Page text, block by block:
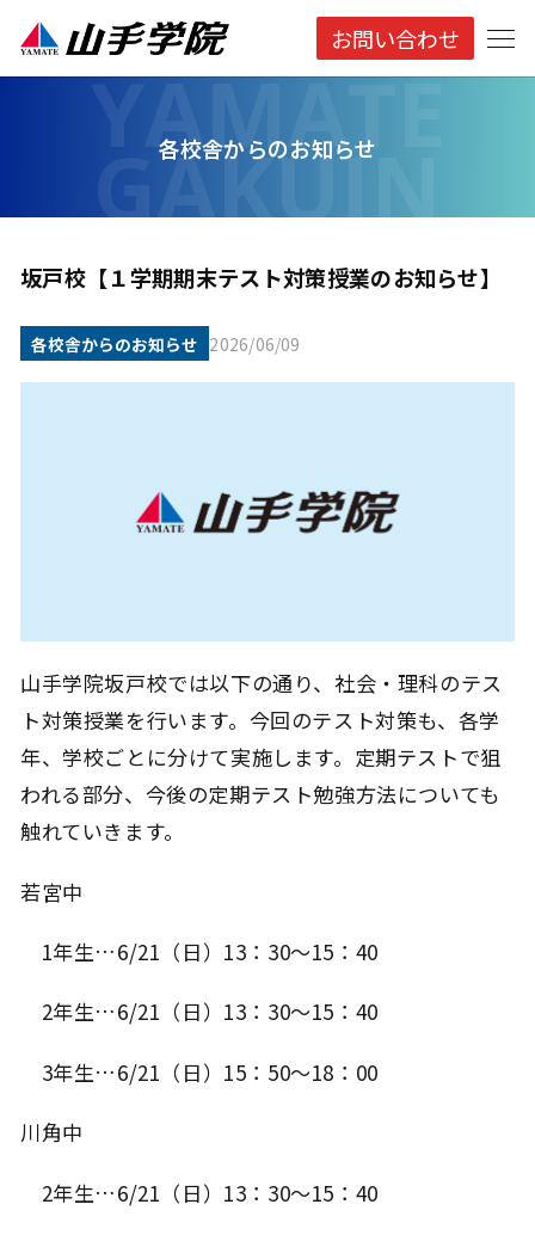
お問い合わせ
各校舎からのお知らせ
坂戸校【１学期期末テスト対策授業のお知らせ】
各校舎からのお知らせ 2026/06/09
山手学院坂戸校では以下の通り、社会・理科のテス
ト対策授業を行います。今回のテスト対策も、各学
年、学校ごとに分けて実施します。定期テストで狙
われる部分、今後の定期テスト勉強方法についても
触れていきます。
若宮中
1年生…6/21（日）13：30～15：40
2年生…6/21（日）13：30～15：40
3年生…6/21（日）15：50～18：00
川角中
2年生…6/21（日）13：30～15：40